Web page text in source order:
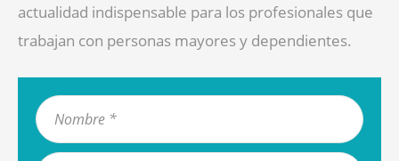
actualidad indispensable para los profesionales que
trabajan con personas mayores y dependientes.